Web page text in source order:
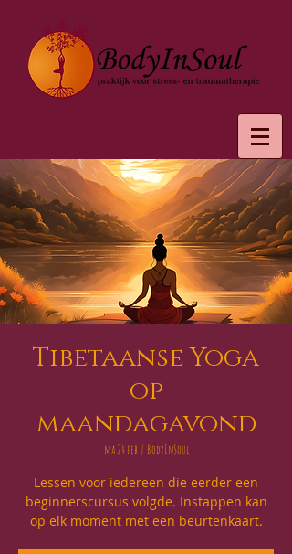
Tibetaanse Yoga
op
maandagavond
ma 24 feb
  |
BodyInSoul
Lessen voor iedereen die eerder een
beginnerscursus volgde. Instappen kan
op elk moment met een beurtenkaart.